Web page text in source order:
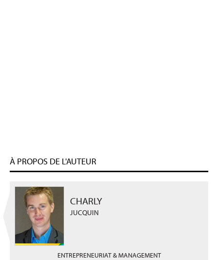
À PROPOS DE L'AUTEUR
CHARLY
JUCQUIN
ENTREPRENEURIAT & MANAGEMENT